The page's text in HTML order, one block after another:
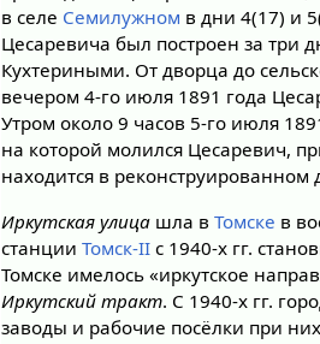
в селе Семилужном в дни 4(17) и
Цесаревича был построен за три
Кухтериными. От дворца до
вечером 4-го июля 1891 года
Утром около 9 часов 5-го июля
на которой молился Цесаревич,
находится в реконструированном
Иркутская улица шла вТомске в
станцииТомск-II с 1940-х гг.
Томске имелось «иркутское
Иркутский тракт. С 1940-х гг.
заводы и рабочие посёлки при